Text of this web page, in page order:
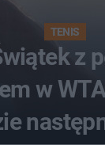
TENIS
z
w